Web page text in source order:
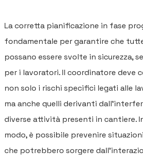
La corretta pianificazione in fase
fondamentale per garantire che
possano essere svolte in sicurezza,
per i lavoratori. Il coordinatore deve
non solo i rischi specifici legati alle
ma anche quelli derivanti
diverse attività presenti in cantiere.
modo, è possibile prevenire
che potrebbero sorgere